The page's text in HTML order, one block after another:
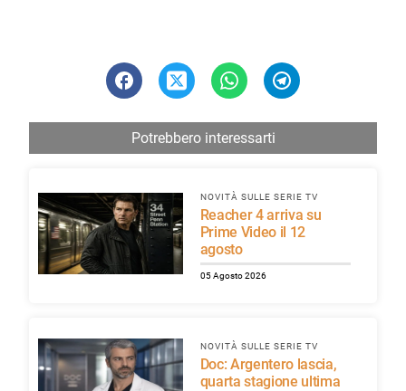
Potrebbero interessarti
NOVITÀ SULLE SERIE TV
Reacher 4 arriva su
Prime Video il 12
agosto
05 Agosto 2026
NOVITÀ SULLE SERIE TV
Doc: Argentero lascia,
quarta stagione ultima